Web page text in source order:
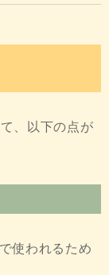
、以下の点が
使われるため